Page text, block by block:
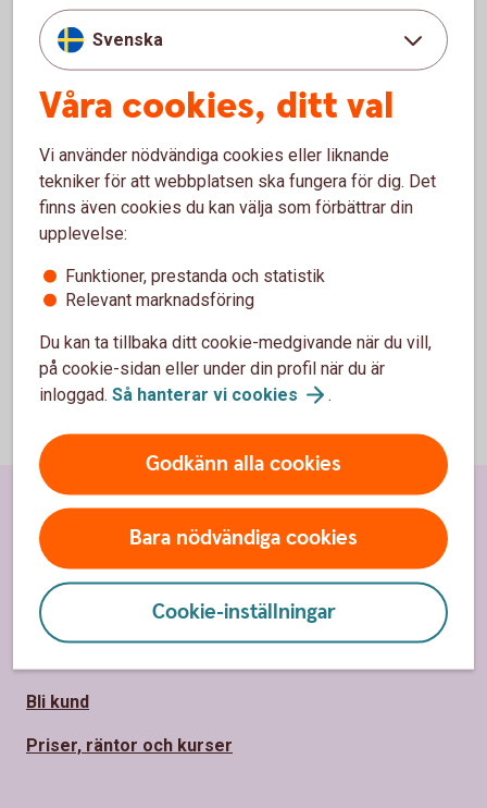
Behöver duåterbetalningsskydd?
Blankett återbetalningsskydd (pdf)
Ansök
Blankett för utbetalning (pdf)
Svenska
Våra cookies, ditt val
Vi använder nödvändiga cookies eller liknande
tekniker för att webbplatsen ska fungera för dig. Det
finns även cookies du kan välja som förbättrar din
upplevelse:
Funktioner, prestanda och statistik
Relevant marknadsföring
Du kan ta tillbaka ditt cookie-medgivande när du vill,
på cookie-sidan eller under din profil när du är
inloggad. Så hanterar vi cookies .
Godkänn alla cookies
Bara nödvändiga cookies
Cookie-inställningar
Sidfot
Hitta snabbt
Kundservice
Spärrhjälp
Bli kund
Priser, räntor och kurser